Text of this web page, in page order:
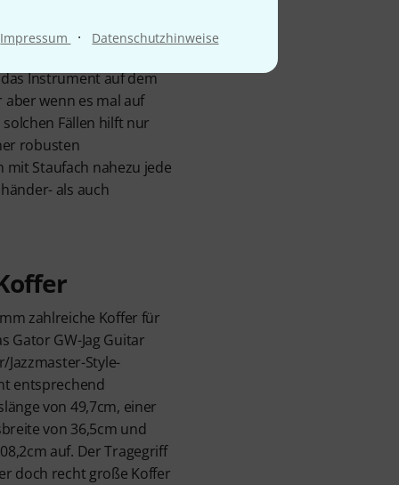
Impressum · Datenschutzhinweise
sind passende Taschen
Instrument auf dem
wenn es mal auf
Fällen hilft nur
robusten
Staufach nahezu jede
als auch
zahlreiche Koffer für
Gator GW-Jag Guitar
Jazzmaster-Style-
entsprechend
von 49,7cm, einer
von 36,5cm und
auf. Der Tragegriff
doch recht große Koffer